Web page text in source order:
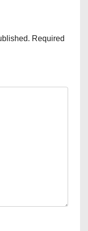
Required